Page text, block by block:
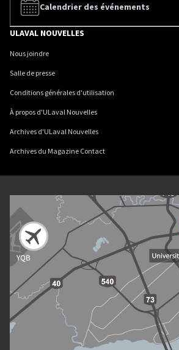
Calendrier des événements
ULAVAL NOUVELLES
Nous joindre
Salle de presse
Conditions générales d'utilisation
À propos d'ULaval Nouvelles
Archives d'ULaval Nouvelles
Archives du Magazine Contact